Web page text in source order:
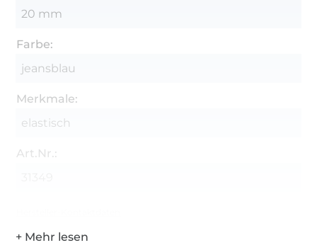
20 mm
Farbe:
jeansblau
Merkmale:
elastisch
Art.Nr.: